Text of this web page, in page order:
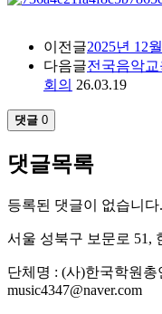
이전글2025년 12
다음글전국음악교
회의 26.03.19
댓글 0
댓글목록
등록된 댓글이 없습니다.
서울 성북구 보문로 51,
단체명 : (사)한국학원
music4347@naver.com